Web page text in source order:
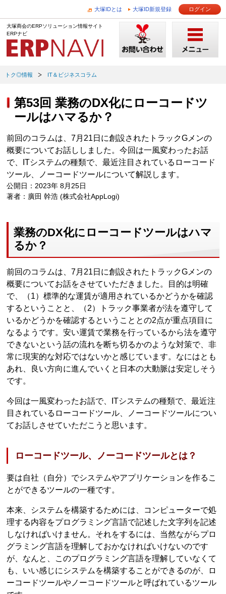
大塚IDとは 大塚ID新規登録 ログイン
大塚商会のERPソリューション情報サイト
ERPナビ
トク◎情報 IT＆ビジネスコラム
第53回 業務のDX化にローコードツ
ールはハマるか？
前回のコラムは、7月21日に創設されたトラックGメンの
概要についてお話ししました。今回は一風変わったお話
で、ITシステムの種類で、最近注目されているローコード
ツール、ノーコードツールについて解説します。
公開日：2023年 8月25日
著者：廣田 幹浩 (株式会社AppLogi)
業務のDX化にローコードツールはハマ
るか？
前回のコラムは、7月21日に創設されたトラックGメンの
概要についてお話をさせていただきました。目的は明確
で、（1）標準的な運賃が適用されているかどうかを確認
するということと、（2）トラック事業者が法を遵守して
いるかどうかを確認するということとの2点が重点項目に
なるようです。安い運賃で業務を行っているから法を遵守
できないという話の流れを断ち切るかのような対策で、非
常に現実的な対応ではないかと感じています。なにはとも
あれ、良い方向に進んでいくと日本の大動脈は安定しそう
です。
今回は一風変わったお話で、ITシステムの種類で、最近注
目されているローコードツール、ノーコードツールについ
てお話しさせていただこうと思います。
ローコードツール、ノーコードツールとは？
要は自社（自分）でシステムやアプリケーションを作るこ
とができるツールの一種です。
本来、システムを構築するためには、コンピューターで処
理する内容をプログラミング言語で記述した文字列を記述
しなければいけません。それをするには、当然ながらプロ
グラミング言語を理解しておかなければいけないのです
が、なんと、このプログラミング言語を理解していなくて
も、いい感じにシステムを構築することができるのが、ロ
ーコードツールやノーコードツールと呼ばれているツール